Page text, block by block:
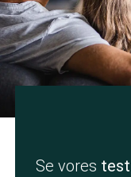
Se vores test